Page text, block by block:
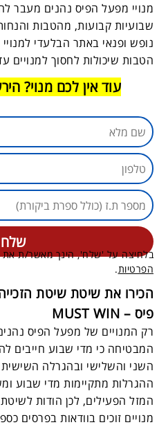
מנויי מפעל הפיס נהנים מעבר
שבועיות קבועות, מהטבות
נופש ופנאי באתר הבלעדי
הטבות שיכולות לחסוך
עוד אין לכם מנוי?
בלחיצה על 'שלח', הינך מאשר/ת את
הפרטיות.
הכירו את שיטת שיטת
פיס – MUST WIN
רק המנויים של מפעל הפיס
המבטיחה כי מדי שבוע חייבים
השני והשלישי ובהגרלה
ההגרלות מתקיימות מדי שבוע